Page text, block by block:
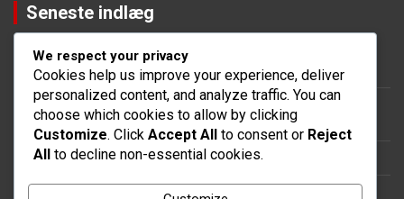
Seneste indlæg
Bronze Operation Pass Belønninger: Inkluderede genstande,
Fordele, Varighed
Operation Pass Begivenheder: Særlige begivenheder,
Begrænsede tidsudfordringer, Bonusbelønninger
Crate Rewards: Typer af kasser, Indhold, Åbningsstrategier
Eventpræmie-strategier: Maksimering af belønninger, Effektiv
We respect your privacy
Cookies help us improve your experience, deliver
personalized content, and analyze traffic. You can
choose which cookies to allow by clicking
Customize. Click Accept All to consent or Reject
All to decline non-essential cookies.